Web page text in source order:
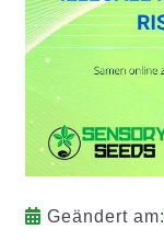
Geändert am: